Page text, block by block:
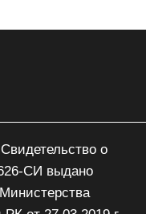
о
СИ выдано